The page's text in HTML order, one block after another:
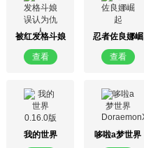
被红发格斗娘
误认为仇人
查看
忍者佐良娜崛
起
查看
我的世界
0.16.0版
哆啦a梦世界
DoraemonX